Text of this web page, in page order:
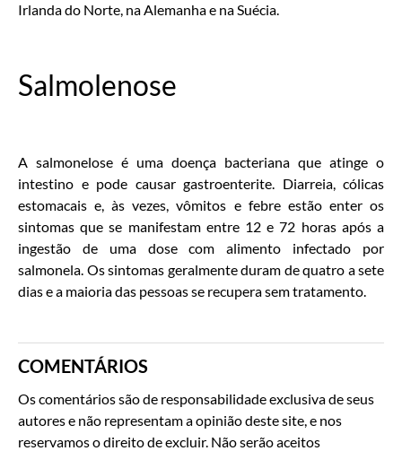
Irlanda do Norte, na Alemanha e na Suécia.
Salmolenose
A salmonelose é uma doença bacteriana que atinge o
intestino e pode causar gastroenterite. Diarreia, cólicas
estomacais e, às vezes, vômitos e febre estão enter os
sintomas que se manifestam entre 12 e 72 horas após a
ingestão de uma dose com alimento infectado por
salmonela. Os sintomas geralmente duram de quatro a sete
dias e a maioria das pessoas se recupera sem tratamento.
COMENTÁRIOS
Os comentários são de responsabilidade exclusiva de seus
autores e não representam a opinião deste site, e nos
reservamos o direito de excluir. Não serão aceitos